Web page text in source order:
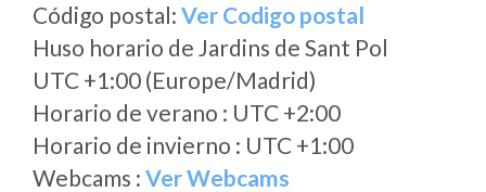
Código postal: Ver Codigo postal
Huso horario de Jardins de Sant Pol
UTC +1:00 (Europe/Madrid)
Horario de verano : UTC +2:00
Horario de invierno : UTC +1:00
Webcams : Ver Webcams